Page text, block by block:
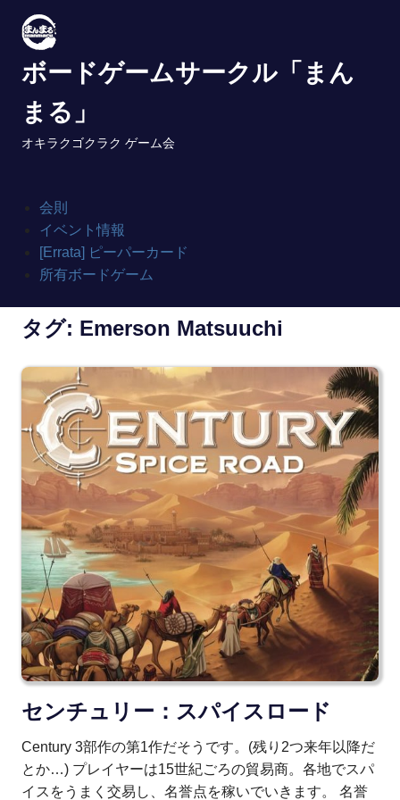
content
ボードゲームサークル「まん
まる」
オキラクゴクラク ゲーム会
会則
イベント情報
[Errata] ピーパーカード
所有ボードゲーム
タグ: Emerson Matsuuchi
センチュリー：スパイスロード
Century 3部作の第1作だそうです。(残り2つ来年以降だ
とか…) プレイヤーは15世紀ごろの貿易商。各地でスパ
イスをうまく交易し、名誉点を稼いでいきます。 名誉